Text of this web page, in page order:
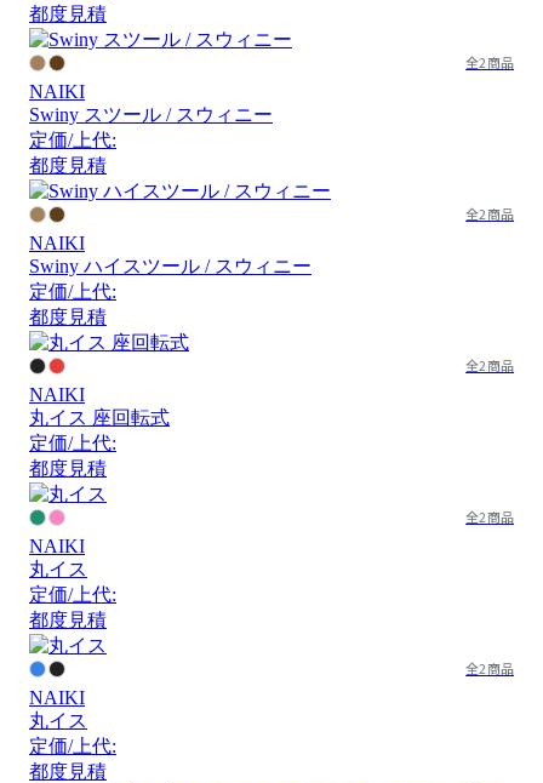
都度見積
全2商品
NAIKI
Swiny スツール / スウィニー
定価/上代:
都度見積
全2商品
NAIKI
Swiny ハイスツール / スウィニー
定価/上代:
都度見積
全2商品
NAIKI
丸イス 座回転式
定価/上代:
都度見積
全2商品
NAIKI
丸イス
定価/上代:
都度見積
全2商品
NAIKI
丸イス
定価/上代:
都度見積